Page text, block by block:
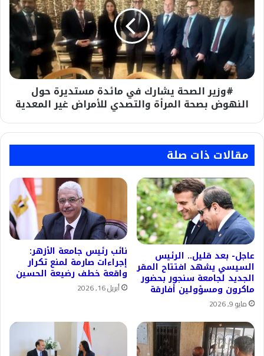
في
مائدة
مستديرة
حول
النهوض
بصحة
والتصدي
غير
#وزير الصحة يشارك في مائدة مستديرة حول
النهوض بصحة المرأة والتصدي للأمراض غير المعدية
مقالات ذات صلة
عاجل- بعد قليل.. الرئيس
السيسي يشهد افتتاح المقر
الجديد لجامعة سنجور بحضور
ماكرون ومسؤولين أفارقة
مايو 9, 2026
نائب رئيس جامعة الأزهر:
إجراءات صارمة لمنع تكرار
واقعة خطف رضيعة الحسين
أبريل 16, 2026